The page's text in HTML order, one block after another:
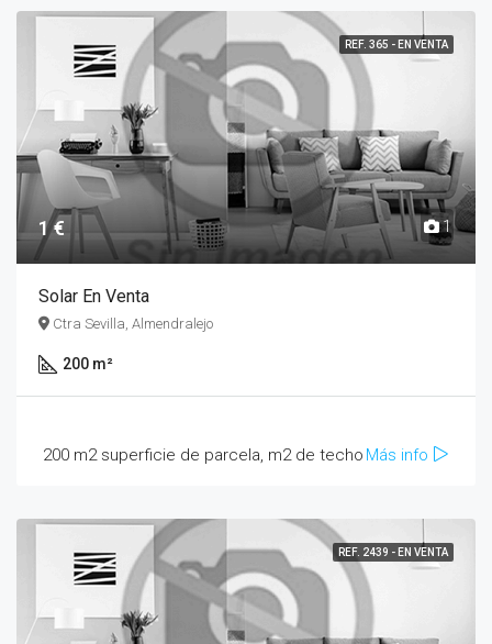
REF. 365 - EN VENTA
1 € 1
Solar En Venta
Ctra Sevilla, Almendralejo
200 m²
200 m2 superficie de parcela, m2 de techo Más info
REF. 2439 - EN VENTA